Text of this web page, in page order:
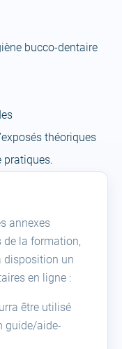
bucco-dentaire
théoriques
pratiques.
annexes
de la formation,
disposition un
en ligne :
être utilisé
guide/aide-